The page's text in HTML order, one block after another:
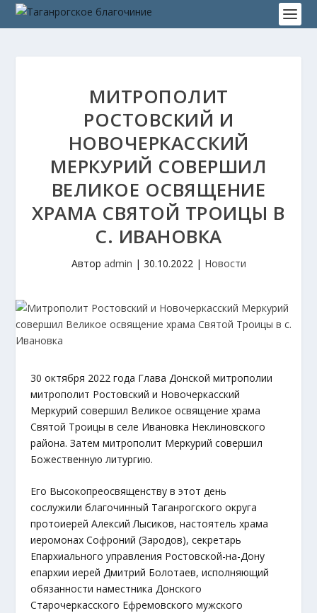
МИТРОПОЛИТ
РОСТОВСКИЙ И
НОВОЧЕРКАССКИЙ
МЕРКУРИЙ СОВЕРШИЛ
ВЕЛИКОЕ ОСВЯЩЕНИЕ
ХРАМА СВЯТОЙ ТРОИЦЫ В
С. ИВАНОВКА
Автор admin | 30.10.2022| Новости
30 октября 2022 года Глава Донской митрополии
митрополит Ростовский и Новочеркасский
Меркурий совершил Великое освящение храма
Святой Троицы в селе Ивановка Неклиновского
района. Затем митрополит Меркурий совершил
Божественную литургию.
Его Высокопреосвященству в этот день
сослужили благочинный Таганрогского округа
протоиерей Алексий Лысиков, настоятель храма
иеромонах Софроний (Зародов), секретарь
Епархиального управления Ростовской-на-Дону
епархии иерей Дмитрий Болотаев, исполняющий
обязанности наместника Донского
Старочеркасского Ефремовского мужского